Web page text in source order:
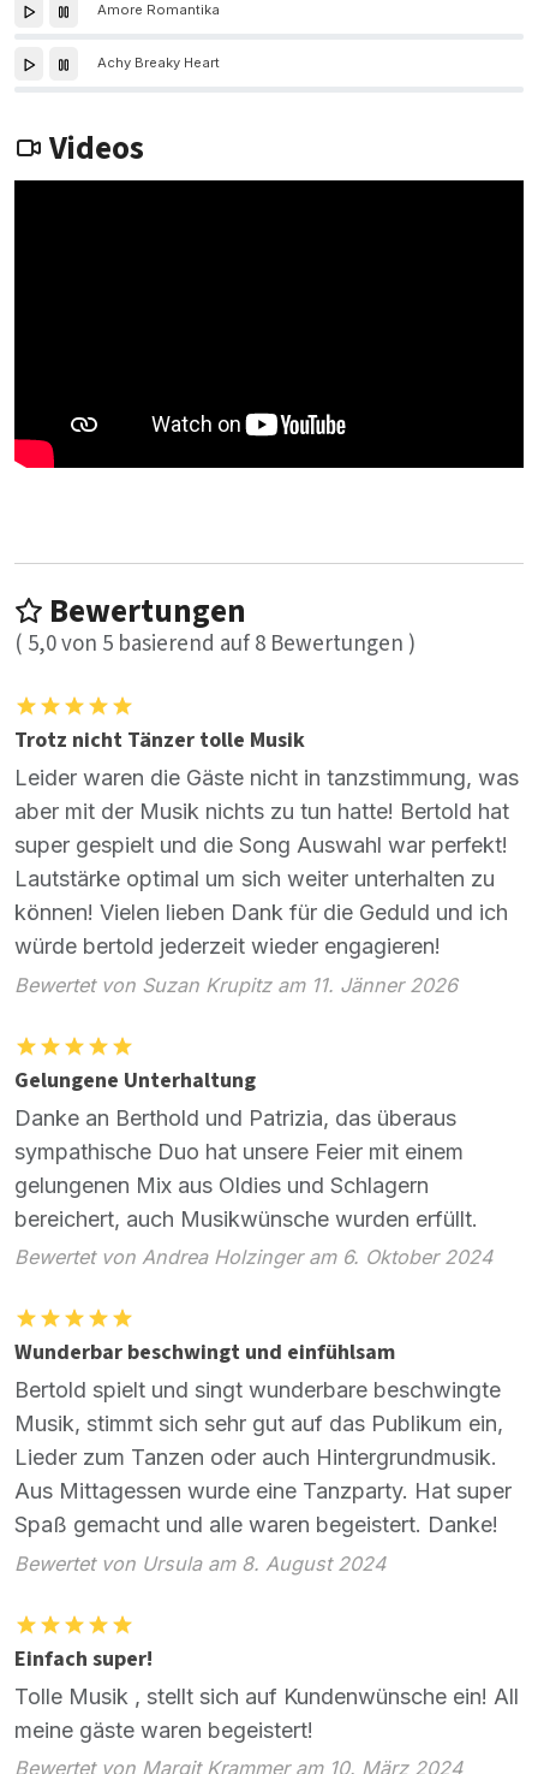
Amore Romantika
Achy Breaky Heart
Videos
Bewertungen
( 5,0von 5 basierend auf8 Bewertungen )
Trotz nicht Tänzer tolle Musik
Leider waren die Gäste nicht in tanzstimmung, was
aber mit der Musik nichts zu tun hatte! Bertold hat
super gespielt und die Song Auswahl war perfekt!
Lautstärke optimal um sich weiter unterhalten zu
können! Vielen lieben Dank für die Geduld und ich
würde bertold jederzeit wieder engagieren!
Bewertet von Suzan Krupitz am 11. Jänner 2026
Gelungene Unterhaltung
Danke an Berthold und Patrizia, das überaus
sympathische Duo hat unsere Feier mit einem
gelungenen Mix aus Oldies und Schlagern
bereichert, auch Musikwünsche wurden erfüllt.
Bewertet von Andrea Holzinger am 6. Oktober 2024
Wunderbar beschwingt und einfühlsam
Bertold spielt und singt wunderbare beschwingte
Musik, stimmt sich sehr gut auf das Publikum ein,
Lieder zum Tanzen oder auch Hintergrundmusik.
Aus Mittagessen wurde eine Tanzparty. Hat super
Spaß gemacht und alle waren begeistert. Danke!
Bewertet von Ursula am 8. August 2024
Einfach super!
Tolle Musik , stellt sich auf Kundenwünsche ein! All
meine gäste waren begeistert!
Bewertet von Margit Krammer am 10. März 2024